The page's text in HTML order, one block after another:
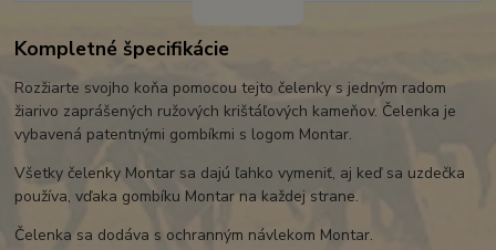
Kompletné špecifikácie
Rozžiarte svojho koňa pomocou tejto čelenky s jedným radom
žiarivo zaprášených ružových krištáľových kameňov. Čelenka je
vybavená patentnými gombíkmi s logom Montar.
Všetky čelenky Montar sa dajú ľahko vymeniť, aj keď sa uzdečka
používa, vďaka gombíku Montar na každej strane.
Čelenka sa dodáva s ochranným návlekom Montar.